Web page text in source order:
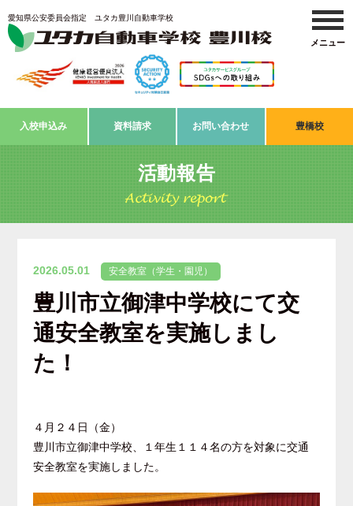
愛知県公安委員会指定 ユタカ豊川自動車学校
入校申込み 資料請求 お問い合わせ 豊橋校
活動報告
2026.05.01 安全教室（学生・園児）
豊川市立御津中学校にて交
通安全教室を実施しまし
た！
４月２４日（金）
豊川市立御津中学校、１年生１１４名の方を対象に交通
安全教室を実施しました。